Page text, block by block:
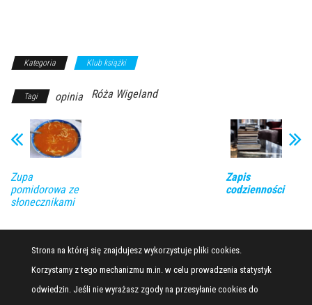
Kategoria Klub książki
Tagi opinia Róża Wigeland
Zupa
pomidorowa ze
słonecznikami
Zapis
codzienności
Strona na której się znajdujesz wykorzystuje pliki cookies.
Korzystamy z tego mechanizmu m.in. w celu prowadzenia statystyk
odwiedzin. Jeśli nie wyrażasz zgody na przesyłanie cookies do